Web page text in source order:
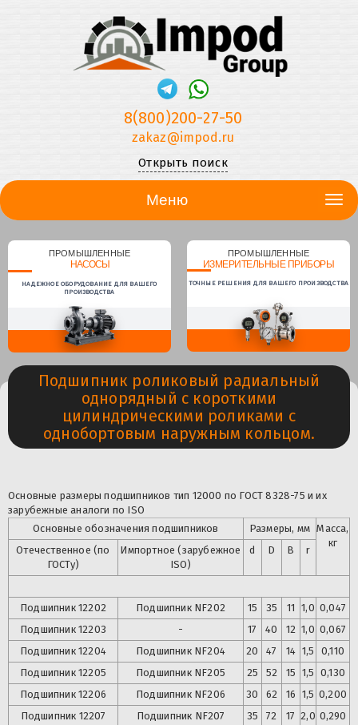
8(800)200-27-50
zakaz@impod.ru
Открыть поиск
Меню
ПРОМЫШЛЕННЫЕ
НАСОСЫ
НАДЕЖНОЕ ОБОРУДОВАНИЕ ДЛЯ ВАШЕГО
ПРОИЗВОДСТВА
ПРОМЫШЛЕННЫЕ
ИЗМЕРИТЕЛЬНЫЕ ПРИБОРЫ
ТОЧНЫЕ РЕШЕНИЯ ДЛЯ ВАШЕГО ПРОИЗВОДСТВА
Подшипник роликовый радиальный
однорядный с короткими
цилиндрическими роликами с
однобортовым наружным кольцом.
Основные размеры подшипников тип 12000 по ГОСТ 8328-75 и их
зарубежные аналоги по ISO
Основные обозначения подшипников
Размеры, мм Масса,
кг
Отечественное (по
ГОСТу)
Импортное (зарубежное
ISO)
d D B r
Подшипник 12202 Подшипник NF202 15 35 11 1,0 0,047
Подшипник 12203 - 17 40 12 1,0 0,067
Подшипник 12204 Подшипник NF204 20 47 14 1,5
0,110
Подшипник 12205 Подшипник NF205 25 52 15 1,5 0,130
Подшипник 12206 Подшипник NF206 30 62 16 1,5 0,200
Подшипник 12207 Подшипник NF207 35 72 17 2,0 0,290